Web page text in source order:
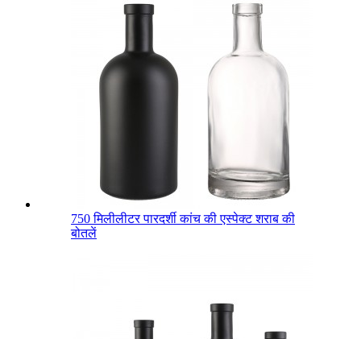
750 मिलीलीटर पारदर्शी कांच की एस्पेक्ट शराब की
बोतलें